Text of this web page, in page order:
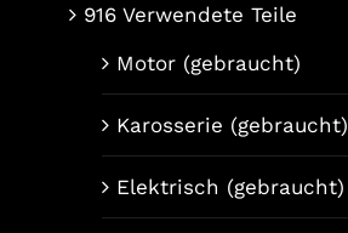
916 Verwendete Teile
Motor (gebraucht)
Karosserie (gebraucht)
Elektrisch (gebraucht)